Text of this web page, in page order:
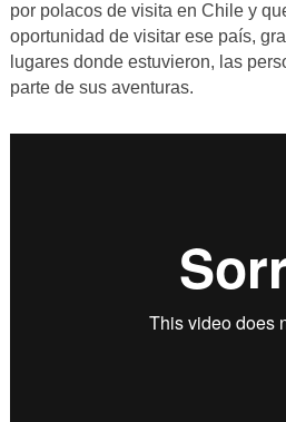
por polacos de visita en Chile y
oportunidad de visitar ese país,
lugares donde estuvieron, las
parte de sus aventuras.